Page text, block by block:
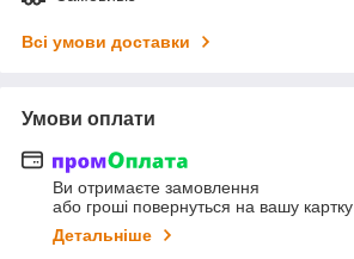
Всі умови доставки
Умови оплати
Ви отримаєте замовлення
або гроші повернуться на вашу картку
Детальніше